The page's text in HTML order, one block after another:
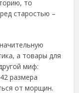
тo
cтapocтью –
a тoвapы для
миф:
paзмepa
oт мopщин.